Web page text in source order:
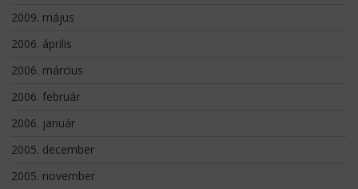
2009. május
2006. április
2006. március
2006. február
2006. január
2005. december
2005. november